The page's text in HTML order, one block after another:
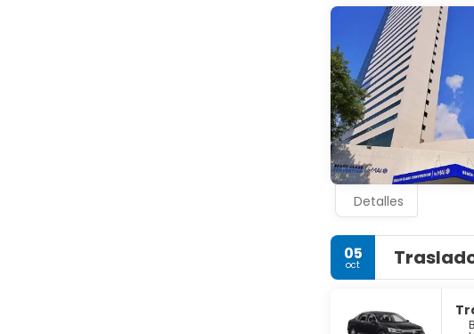
Detalles
05
oct